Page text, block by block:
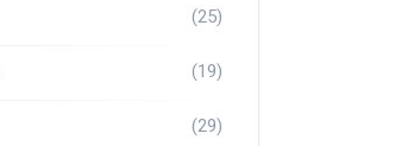
(25)
(19)
(29)